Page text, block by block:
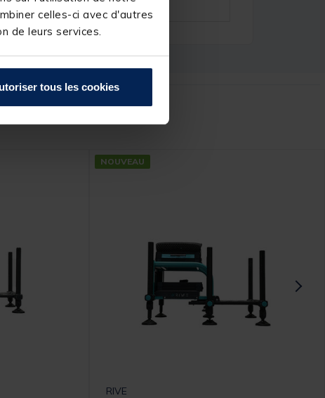
celles-ci avec d'autres
de leurs services.
tous les cookies
NOUVEAU
RIVE